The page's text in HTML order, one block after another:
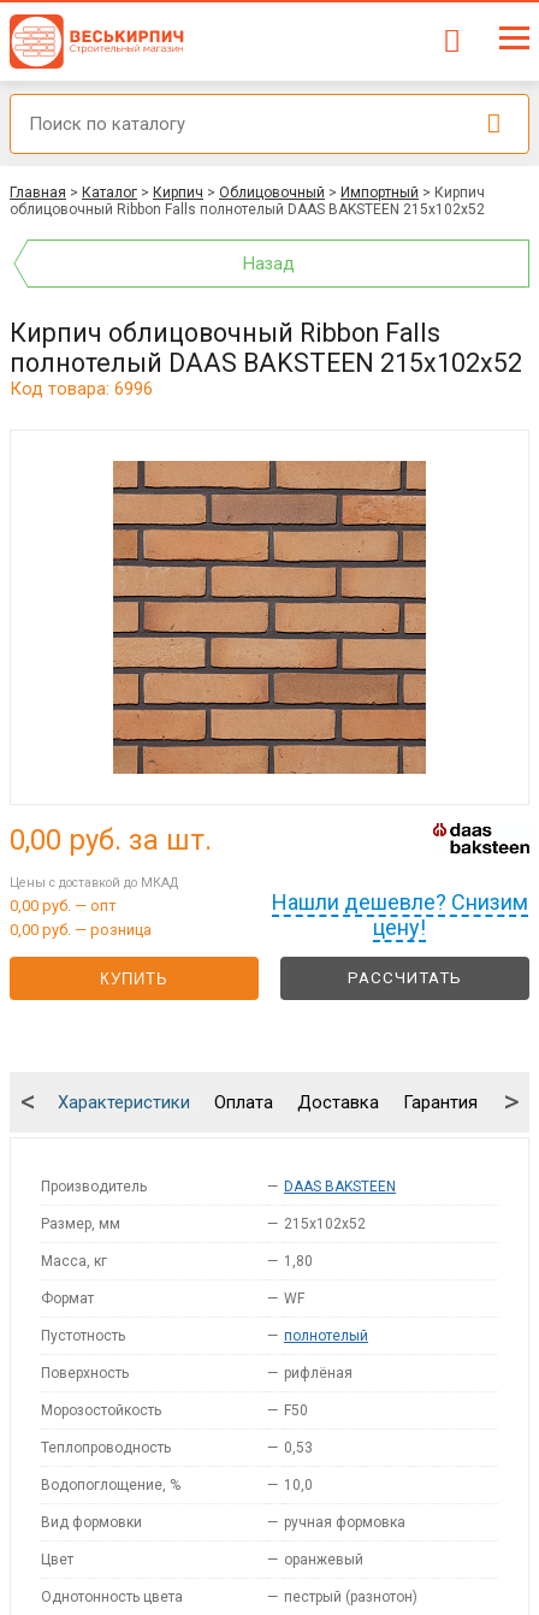
Главная > Каталог > Кирпич > Облицовочный > Импортный > Кирпич
облицовочный Ribbon Falls полнотелый DAAS BAKSTEEN 215x102x52
Назад
Кирпич облицовочный Ribbon Falls
полнотелый DAAS BAKSTEEN 215x102x52
Код товара: 6996
Нашли дешевле? Снизим
цену!
0,00 руб. за шт.
Цены с доставкой до МКАД
0,00 руб. — опт
0,00 руб. — розница
КУПИТЬ РАССЧИТАТЬ
Характеристики Оплата Доставка Гарантия
< >
Производитель — DAAS BAKSTEEN
Размер, мм — 215x102x52
Масса, кг — 1,80
Формат — WF
Пустотность — полнотелый
Поверхность — рифлёная
Морозостойкость — F50
Теплопроводность — 0,53
Водопоглощение, % — 10,0
Вид формовки — ручная формовка
Цвет — оранжевый
Однотонность цвета — пестрый (разнотон)